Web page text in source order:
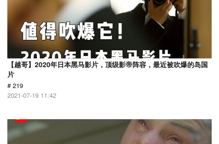
【越哥】2020年日本黑马影片，顶级影帝阵容，最近被吹爆的岛国
片
# 219
2021-07-19 11:42